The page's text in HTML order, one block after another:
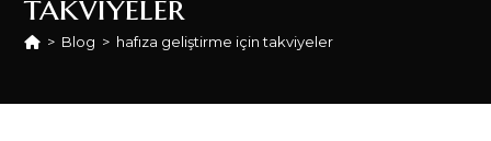
> Blog > hafıza geliştirme için takviyeler